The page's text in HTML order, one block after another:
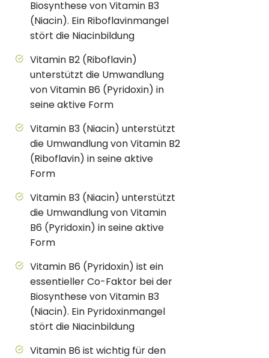
Biosynthese von Vitamin B3
(Niacin). Ein Riboflavinmangel
stört die Niacinbildung
Vitamin B2 (Riboflavin)
unterstützt die Umwandlung
von Vitamin B6 (Pyridoxin) in
seine aktive Form
Vitamin B3 (Niacin) unterstützt
die Umwandlung von Vitamin B2
(Riboflavin) in seine aktive
Form
Vitamin B3 (Niacin) unterstützt
die Umwandlung von Vitamin
B6 (Pyridoxin) in seine aktive
Form
Vitamin B6 (Pyridoxin) ist ein
essentieller Co-Faktor bei der
Biosynthese von Vitamin B3
(Niacin). Ein Pyridoxinmangel
stört die Niacinbildung
Vitamin B6 ist wichtig für den